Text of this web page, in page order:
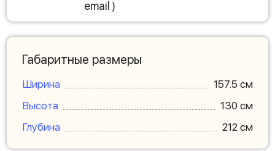
email )
Габаритные размеры
Ширина
157.5 см
Высота
130 см
Глубина
212 см